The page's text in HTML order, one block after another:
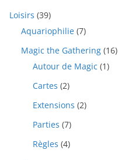
Loisirs (39)
Aquariophilie (7)
Magic the Gathering (16)
Autour de Magic (1)
Cartes (2)
Extensions (2)
Parties (7)
Règles (4)